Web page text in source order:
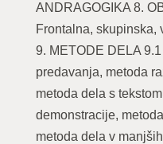
ANDRAGOGIKA 8.
Frontalna, skupinska,
9. METODE DELA
predavanja, metoda
metoda dela s
demonstracije,
metoda dela v